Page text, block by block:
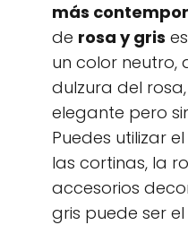
más
de rosa y gris
un color neutro,
dulzura del
elegante pero
Puedes utilizar
las cortinas, la
accesorios
gris puede ser